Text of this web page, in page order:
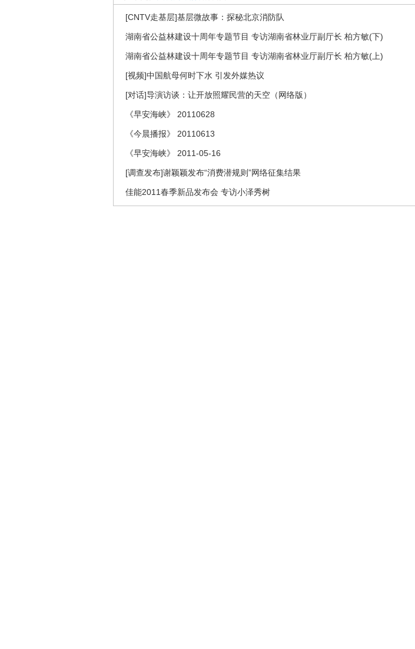
[CNTV走基层]基层微故事：探秘北京消防队
湖南省公益林建设十周年专题节目 专访湖南省林业厅副厅长 柏方敏(下)
湖南省公益林建设十周年专题节目 专访湖南省林业厅副厅长 柏方敏(上)
[视频]中国航母何时下水 引发外媒热议
[对话]导演访谈：让开放照耀民营的天空（网络版）
《早安海峡》 20110628
《今晨播报》 20110613
《早安海峡》 2011-05-16
[调查发布]谢颖颖发布“消费潜规则”网络征集结果
佳能2011春季新品发布会 专访小泽秀树